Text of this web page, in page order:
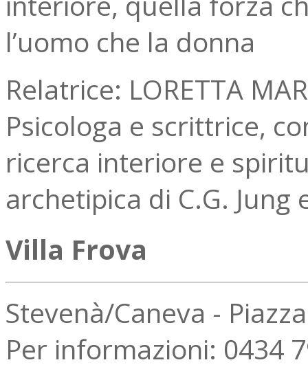
l’uomo che la donna
Relatrice: LORETTA
Psicologa e scrittrice,
ricerca interiore e
archetipica di C.G. Jung
Villa Frova
Stevenà/Caneva -
Per informazioni: 0434